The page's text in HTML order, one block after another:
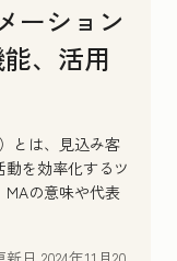
ーション
、活用
とは、見込み客
を効率化するツ
の意味や代表